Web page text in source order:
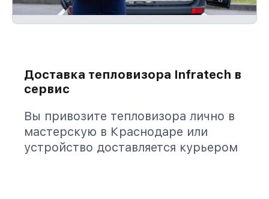
Доставка тепловизора Infratech в
сервис
Вы привозите тепловизора лично в
мастерскую в Краснодаре или
устройство доставляется курьером